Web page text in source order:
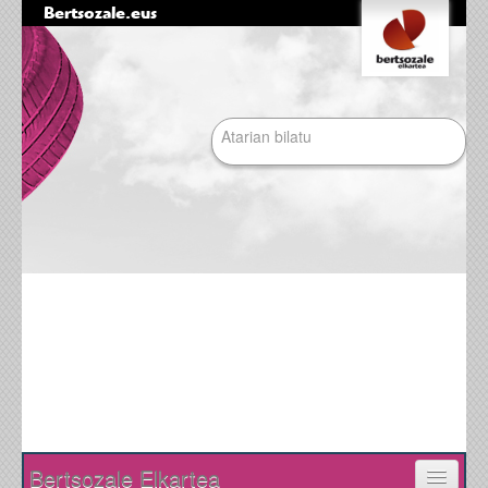
Bertsozale.eus
Edukira
salto
egin
|
Salto
egin
nabigazioara
pertsonalak
Bilatu atarian
Nabigazioa
Bertsozale Elkartea